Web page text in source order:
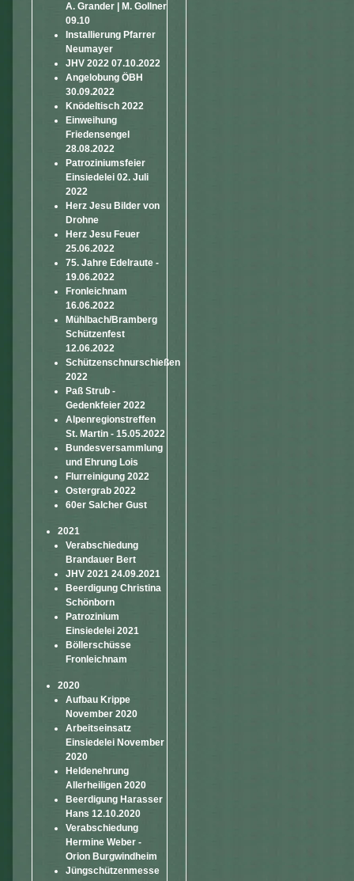
A. Grander | M. Gollner
09.10
Installierung Pfarrer
Neumayer
JHV 2022 07.10.2022
Angelobung ÖBH
30.09.2022
Knödeltisch 2022
Einweihung
Friedensengel
28.08.2022
Patroziniumsfeier
Einsiedelei 02. Juli
2022
Herz Jesu Bilder von
Drohne
Herz Jesu Feuer
25.06.2022
75. Jahre Edelraute -
19.06.2022
Fronleichnam
16.06.2022
Mühlbach/Bramberg
Schützenfest
12.06.2022
Schützenschnurschießen
2022
Paß Strub -
Gedenkfeier 2022
Alpenregionstreffen
St. Martin - 15.05.2022
Bundesversammlung
und Ehrung Lois
Flurreinigung 2022
Ostergrab 2022
60er Salcher Gust
2021
Verabschiedung
Brandauer Bert
JHV 2021 24.09.2021
Beerdigung Christina
Schönborn
Patrozinium
Einsiedelei 2021
Böllerschüsse
Fronleichnam
2020
Aufbau Krippe
November 2020
Arbeitseinsatz
Einsiedelei November
2020
Heldenehrung
Allerheiligen 2020
Beerdigung Harasser
Hans 12.10.2020
Verabschiedung
Hermine Weber -
Orion Burgwindheim
Jüngschützenmesse